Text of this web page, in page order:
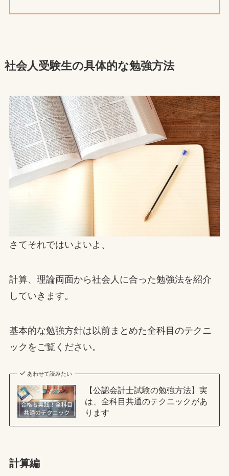
社会人受験生の具体的な勉強方法
さてそれではいよいよ、
計算、理論両面から社会人に合った勉強法を紹介
していきます。
基本的な勉強方針は以前まとめた全科目のテクニ
ックをご覧ください。
あわせて読みたい
【公認会計士試験の勉強方法】実
は、全科目共通のテクニックがあ
ります
計算編